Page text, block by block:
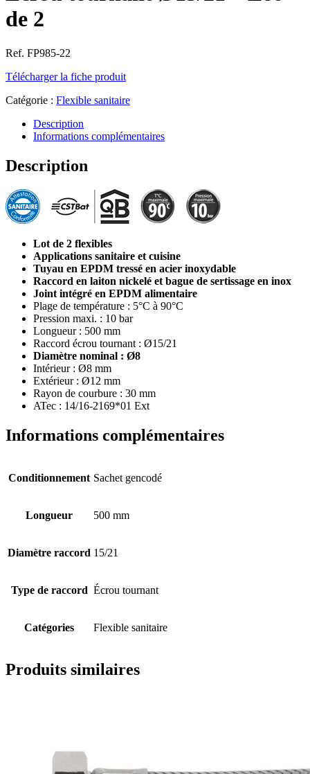
de 2
Ref. FP985-22
Télécharger la fiche produit
Catégorie : Flexible sanitaire
Description
Informations complémentaires
Description
Lot de 2 flexibles
Applications sanitaire et cuisine
Tuyau en EPDM tressé en acier inoxydable
Raccord en laiton nickelé et bague de sertissage en inox
Joint intégré en EPDM alimentaire
Plage de température : 5°C à 90°C
Pression maxi. : 10 bar
Longueur : 500 mm
Raccord écrou tournant : Ø15/21
Diamètre nominal : Ø8
Intérieur : Ø8 mm
Extérieur : Ø12 mm
Rayon de courbure : 30 mm
ATec : 14/16-2169*01 Ext
Informations complémentaires
Conditionnement Sachet gencodé
Longueur 500 mm
Diamètre raccord 15/21
Type de raccord Écrou tournant
Catégories Flexible sanitaire
Produits similaires